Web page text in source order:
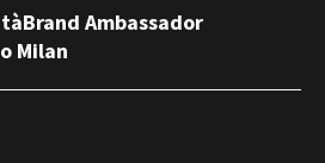
Brand Ambassador
Milan